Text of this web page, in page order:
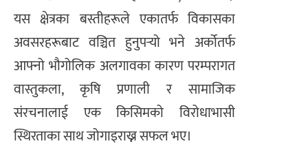
यस क्षेत्रका बस्तीहरूले एकातर्फ विकासका
अवसरहरूबाट वञ्चित हुनुपर्‍यो भने अर्कोतर्फ
आफ्नो भौगोलिक अलगावका कारण परम्परागत
वास्तुकला, कृषि प्रणाली र सामाजिक
संरचनालाई एक किसिमको विरोधाभासी
स्थिरताका साथ जोगाइराख्न सफल भए।